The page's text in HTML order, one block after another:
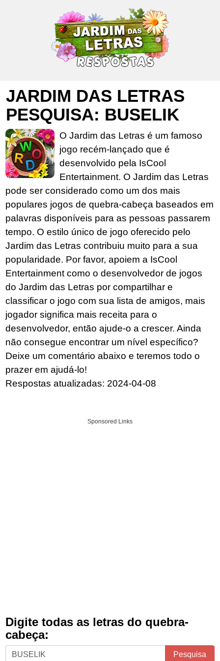
JARDIM DAS LETRAS
PESQUISA: BUSELIK
O Jardim das Letras é um famoso
jogo recém-lançado que é
desenvolvido pela IsCool
Entertainment. O Jardim das Letras
pode ser considerado como um dos mais
populares jogos de quebra-cabeça baseados em
palavras disponíveis para as pessoas passarem
tempo. O estilo único de jogo oferecido pelo
Jardim das Letras contribuiu muito para a sua
popularidade. Por favor, apoiem a IsCool
Entertainment como o desenvolvedor de jogos
do Jardim das Letras por compartilhar e
classificar o jogo com sua lista de amigos, mais
jogador significa mais receita para o
desenvolvedor, então ajude-o a crescer. Ainda
não consegue encontrar um nível específico?
Deixe um comentário abaixo e teremos todo o
prazer em ajudá-lo!
Respostas atualizadas: 2024-04-08
Sponsored Links
Digite todas as letras do quebra-
cabeça:
Digite
Pesquisa